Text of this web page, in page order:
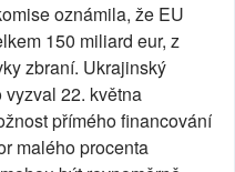
oznámila, že EU
150 miliard eur, z
zbraní. Ukrajinský
22. května
přímého financování
malého procenta